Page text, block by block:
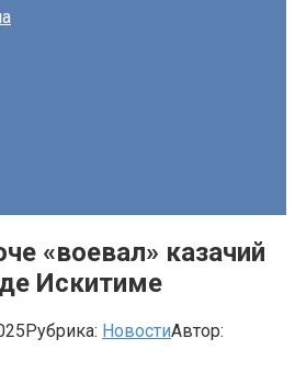
«воевал» казачий
Искитиме
Рубрика: НовостиАвтор: